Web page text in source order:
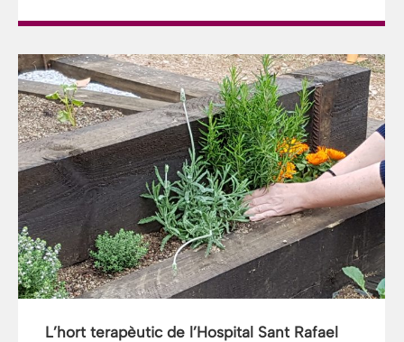
L’hort terapèutic de l’Hospital Sant Rafael